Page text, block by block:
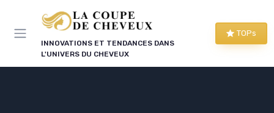
INNOVATIONS ET TENDANCES DANS
L'UNIVERS DU CHEVEUX
TOPs